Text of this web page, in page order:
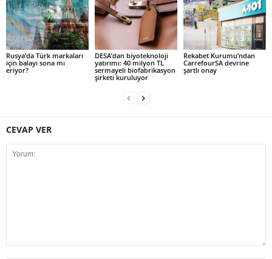
Rusya’da Türk markaları
için balayı sona mı
eriyor?
DESA’dan biyoteknoloji
yatırımı: 40 milyon TL
sermayeli biofabrikasyon
şirketi kuruluyor
Rekabet Kurumu’ndan
CarrefourSA devrine
şartlı onay
CEVAP VER